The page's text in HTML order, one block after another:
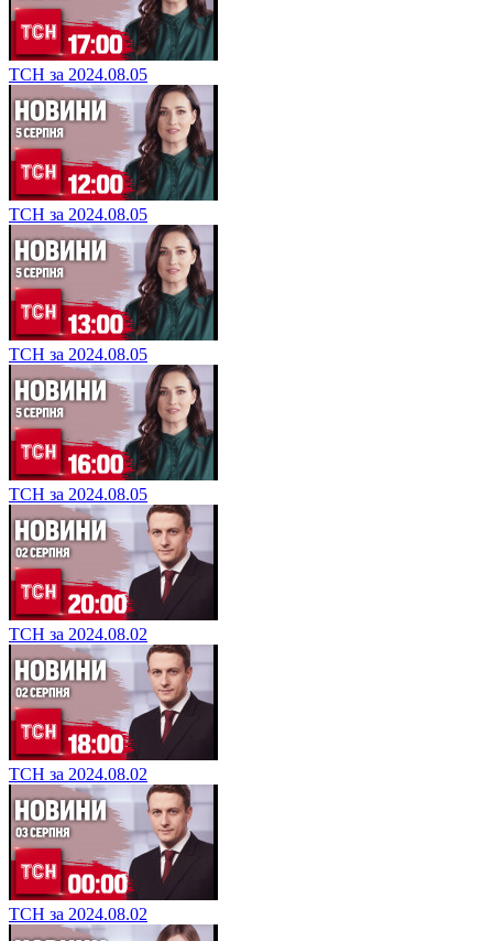
ТСН за 2024.08.05
ТСН за 2024.08.05
ТСН за 2024.08.05
ТСН за 2024.08.05
ТСН за 2024.08.02
ТСН за 2024.08.02
ТСН за 2024.08.02